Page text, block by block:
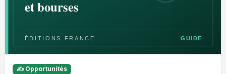
✍️ Opportunités